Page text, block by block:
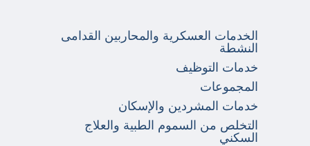
الخدمات العسكرية والمحاربين القدامى
النشطة
خدمات التوظيف
المجموعات
خدمات المشردين والإسكان
التخلص من السموم الطبية والعلاج
السكني